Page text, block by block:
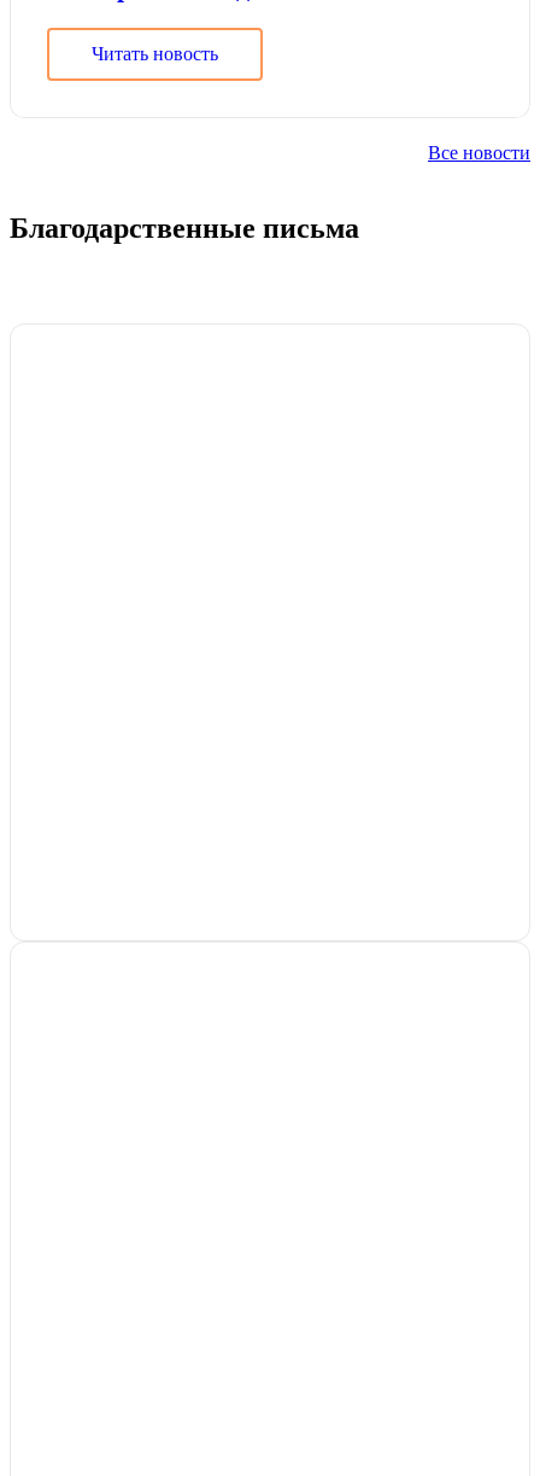
Читать новость
Все новости
Благодарственные письма